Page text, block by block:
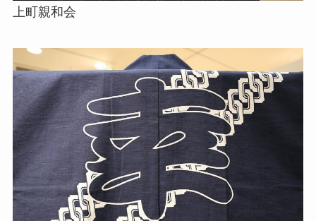
上町親和会